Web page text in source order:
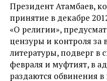
Президент Атамбаев,
принятие в декабре
«О религии»,
цензуры и контроля за
литературы, подверг в
февраля и муфтият, в
раздаются обвинения